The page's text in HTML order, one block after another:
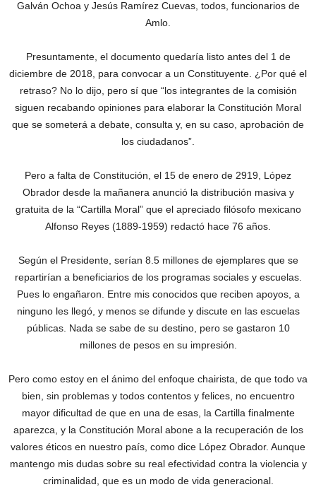
Galván Ochoa y Jesús Ramírez Cuevas, todos, funcionarios de
Amlo.
Presuntamente, el documento quedaría listo antes del 1 de
diciembre de 2018, para convocar a un Constituyente. ¿Por qué el
retraso? No lo dijo, pero sí que “los integrantes de la comisión
siguen recabando opiniones para elaborar la Constitución Moral
que se someterá a debate, consulta y, en su caso, aprobación de
los ciudadanos”.
Pero a falta de Constitución, el 15 de enero de 2919, López
Obrador desde la mañanera anunció la distribución masiva y
gratuita de la “Cartilla Moral” que el apreciado filósofo mexicano
Alfonso Reyes (1889-1959) redactó hace 76 años.
Según el Presidente, serían 8.5 millones de ejemplares que se
repartirían a beneficiarios de los programas sociales y escuelas.
Pues lo engañaron. Entre mis conocidos que reciben apoyos, a
ninguno les llegó, y menos se difunde y discute en las escuelas
públicas. Nada se sabe de su destino, pero se gastaron 10
millones de pesos en su impresión.
Pero como estoy en el ánimo del enfoque chairista, de que todo va
bien, sin problemas y todos contentos y felices, no encuentro
mayor dificultad de que en una de esas, la Cartilla finalmente
aparezca, y la Constitución Moral abone a la recuperación de los
valores éticos en nuestro país, como dice López Obrador. Aunque
mantengo mis dudas sobre su real efectividad contra la violencia y
criminalidad, que es un modo de vida generacional.